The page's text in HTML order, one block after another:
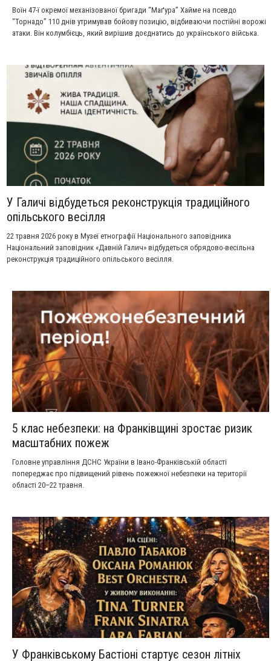
Воїн 47-ї окремої механізованої бригади “Маґура” Хайме на псевдо
“Торнадо” 110 днів утримував бойову позицію, відбиваючи постійні ворожі
атаки. Він колумбієць, який вирішив доєднатись до українського війська.
У Галичі відбудеться реконструкція традиційного
опільського весілля
22 травня 2026 року в Музеї етнографії Національного заповідника
Національний заповідник «Давній Галич» відбудеться обрядово-весільна
реконструкція традиційного опільського весілля.
5 клас небезпеки: на Франківщині зростає ризик
масштабних пожеж
Головне управління ДСНС України в Івано-Франківській області
попереджає про підвищений рівень пожежної небезпеки на території
області 20–22 травня.
У Франківському Бастіоні стартує сезон літніх